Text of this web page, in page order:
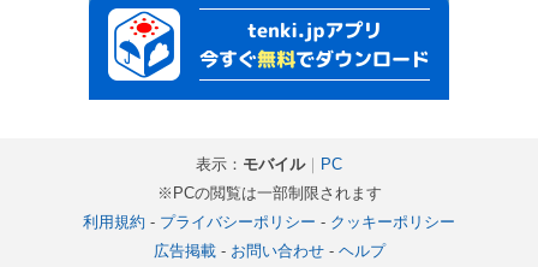
表示： モバイル｜ PC
※PCの閲覧は一部制限されます
利用規約 - プライバシーポリシー - クッキーポリシー
広告掲載- お問い合わせ- ヘルプ